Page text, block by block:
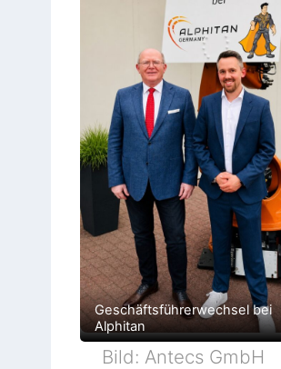
Geschäftsführerwechsel bei
Alphitan
Bild: Antecs GmbH